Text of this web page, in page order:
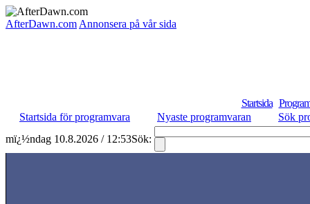
AfterDawn.com Annonsera på vår sida
Startsida
Startsida för programvara
Nyaste programvaran
Sök
mï¿½ndag 10.8.2026 / 12:53Sök: